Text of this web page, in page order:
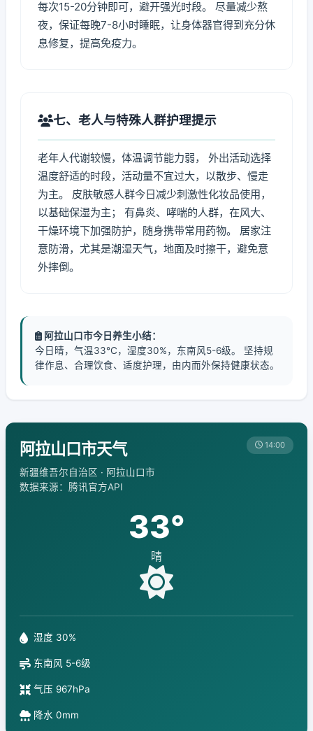
每次15-20分钟即可，避开强光时段。 尽量减少熬
夜，保证每晚7-8小时睡眠，让身体器官得到充分休
息修复，提高免疫力。
七、老人与特殊人群护理提示
老年人代谢较慢，体温调节能力弱， 外出活动选择
温度舒适的时段，活动量不宜过大，以散步、慢走
为主。 皮肤敏感人群今日减少刺激性化妆品使用，
以基础保湿为主； 有鼻炎、哮喘的人群，在风大、
干燥环境下加强防护，随身携带常用药物。 居家注
意防滑，尤其是潮湿天气，地面及时擦干，避免意
外摔倒。
阿拉山口市今日养生小结：
今日晴，气温33℃，湿度30%，东南风5-6级。 坚持规
律作息、合理饮食、适度护理，由内而外保持健康状态。
阿拉山口市天气
新疆维吾尔自治区 · 阿拉山口市
数据来源：腾讯官方API
14:00
33°
晴
湿度 30%
东南风 5-6级
气压 967hPa
降水 0mm